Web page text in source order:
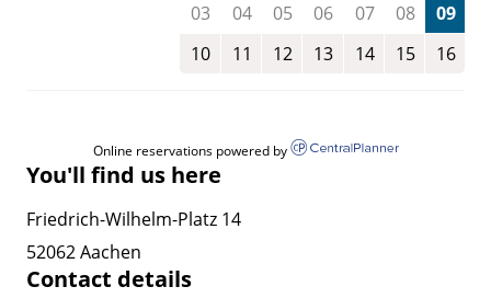
03
04 05 06 07 08
09
10
11 12 13 14 15 16
Online reservations powered by
You'll find us here
Friedrich-Wilhelm-Platz 14
52062 Aachen
Contact details